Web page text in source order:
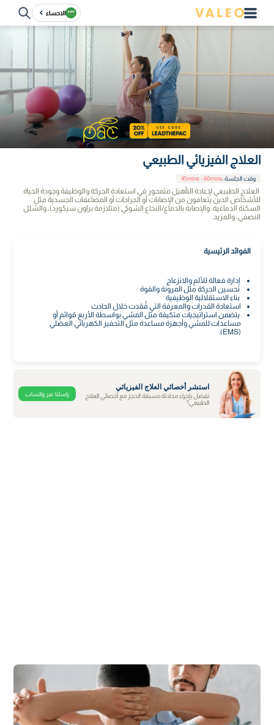
الاحساء
العلاج الفيزيائي الطبيعي
وقت الجلسة:
45mins - 60mins
العلاج الطبيعي لإعادة التأهيل متمحور في استعادة الحركة والوظيفة وجودة الحياة
للأشخاص الذين يتعافون من الإصابات أو الجراحات أو المضاعفات الجسدية مثل
السكتة الدماغية، والإصابة بالدماغ/النخاع الشوكي (متلازمة براون سيكورد)، والشلل
النصفي، والمزيد.
الفوائد الرئيسية
إدارة فعالة للألم والانزعاج
تحسين الحركة مثل المرونة والقوة
بناء الاستقلالية الوظيفية
استعادة القدرات والمعرفة التي فُقدت خلال الحادث
يتضمن استراتيجيات متكيفة مثل المشي بواسطة الأربع قوائم أو
مساعدات للمشي وأجهزة مساعدة مثل التحفيز الكهربائي العضلي
(EMS).
استشر أخصائي العلاج الفيزيائي
تفضل بإجراء محادثة مسبقة الحجز مع أخصائي العلاج
الطبيعي؟
راسلنا عبر واتساب